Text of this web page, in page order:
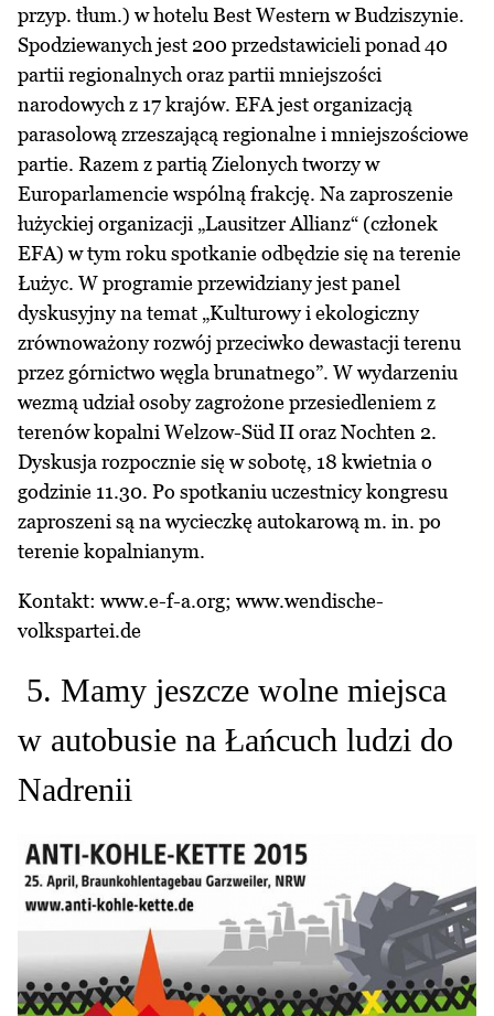
przyp. tłum.) w hotelu Best Western w Budziszynie.
Spodziewanych jest 200 przedstawicieli ponad 40
partii regionalnych oraz partii mniejszości
narodowych z 17 krajów. EFA jest organizacją
parasolową zrzeszającą regionalne i mniejszościowe
partie. Razem z partią Zielonych tworzy w
Europarlamencie wspólną frakcję. Na zaproszenie
łużyckiej organizacji „Lausitzer Allianz“ (członek
EFA) w tym roku spotkanie odbędzie się na terenie
Łużyc. W programie przewidziany jest panel
dyskusyjny na temat „Kulturowy i ekologiczny
zrównoważony rozwój przeciwko dewastacji terenu
przez górnictwo węgla brunatnego”. W wydarzeniu
wezmą udział osoby zagrożone przesiedleniem z
terenów kopalni Welzow-Süd II oraz Nochten 2.
Dyskusja rozpocznie się w sobotę, 18 kwietnia o
godzinie 11.30. Po spotkaniu uczestnicy kongresu
zaproszeni są na wycieczkę autokarową m. in. po
terenie kopalnianym.
Kontakt: www.e-f-a.org; www.wendische-
volkspartei.de
5. Mamy jeszcze wolne miejsca
w autobusie na Łańcuch ludzi do
Nadrenii